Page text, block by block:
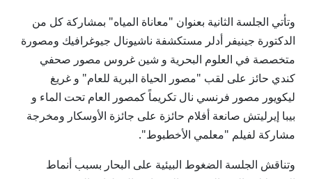
وتأتي الجلسة الثانية بعنوان "معاناة المياه" بمشاركة كل من
الدكتورة جينيفر أدلر مستكشفة ناشيونال جيوغرافيك ومصورة
متخصصة في العلوم البحرية و شين غروس مصور صحفي
كندي حائز على لقب "مصور الحياة البرية للعام" و غريغ
ليكويور مصور فرنسي نال تكريماً كمصور العام تحت الماء و
بيبا إيرليتش صانعة أفلام حائزة على جائزة الأوسكار ومخرجة
مشاركة لفيلم "معلمي الأخطبوط".
وتناقش الجلسة الضغوط البيئية على البحار بسبب أنماط